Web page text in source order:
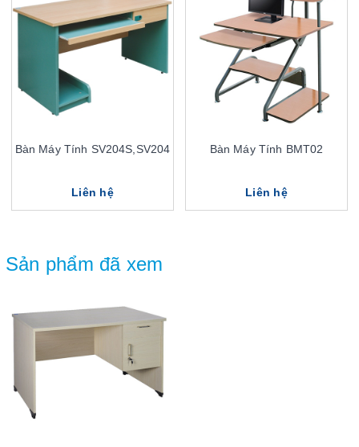
Bàn Máy Tính SV204S,SV204
Liên hệ
Bàn Máy Tính BMT02
Liên hệ
Sản phẩm đã xem